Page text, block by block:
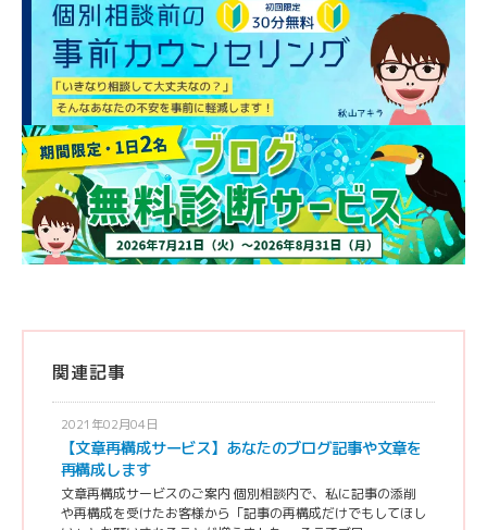
関連記事
2021年02月04日
【文章再構成サービス】あなたのブログ記事や文章を
再構成します
文章再構成サービスのご案内 個別相談内で、私に記事の添削
や再構成を受けたお客様から「記事の再構成だけでもしてほし